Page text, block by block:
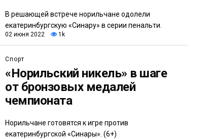
В решающей встрече норильчане одолели
екатеринбургскую «Синару» в серии пенальти.
02 июня 2022 1k
Спорт
«Норильский никель» в шаге
от бронзовых медалей
чемпионата
Норильчане готовятся к игре против
екатеринбургской «Синары». (6+)